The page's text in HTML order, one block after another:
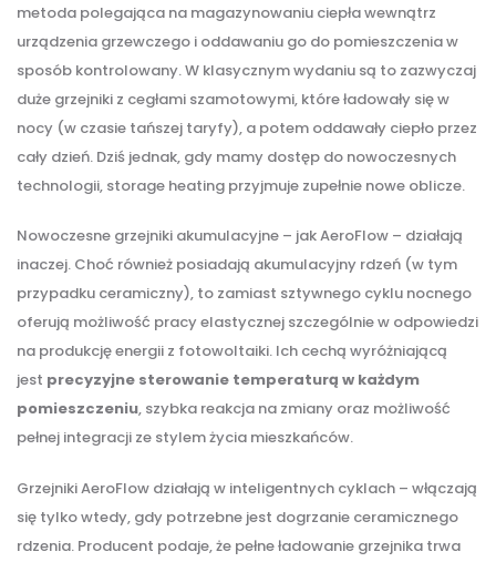
metoda polegająca na magazynowaniu ciepła wewnątrz
urządzenia grzewczego i oddawaniu go do pomieszczenia w
sposób kontrolowany. W klasycznym wydaniu są to zazwyczaj
duże grzejniki z cegłami szamotowymi, które ładowały się w
nocy (w czasie tańszej taryfy), a potem oddawały ciepło przez
cały dzień. Dziś jednak, gdy mamy dostęp do nowoczesnych
technologii, storage heating przyjmuje zupełnie nowe oblicze.
Nowoczesne grzejniki akumulacyjne – jak AeroFlow – działają
inaczej. Choć również posiadają akumulacyjny rdzeń (w tym
przypadku ceramiczny), to zamiast sztywnego cyklu nocnego
oferują możliwość pracy elastycznej szczególnie w odpowiedzi
na produkcję energii z fotowoltaiki. Ich cechą wyróżniającą
jest precyzyjne sterowanie temperaturą w każdym
pomieszczeniu, szybka reakcja na zmiany oraz możliwość
pełnej integracji ze stylem życia mieszkańców.
Grzejniki AeroFlow działają w inteligentnych cyklach – włączają
się tylko wtedy, gdy potrzebne jest dogrzanie ceramicznego
rdzenia. Producent podaje, że pełne ładowanie grzejnika trwa